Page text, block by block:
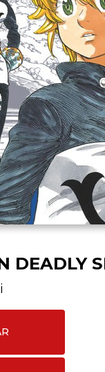
DEADLY